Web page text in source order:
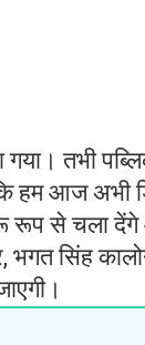
गया। तभी
आज अभी
रूप से चला
भगत सिंह